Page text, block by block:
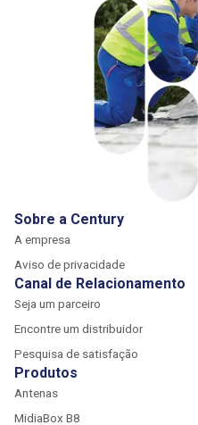
Sobre a Century
A empresa
Aviso de privacidade
Canal de Relacionamento
Seja um parceiro
Encontre um distribuidor
Pesquisa de satisfação
Produtos
Antenas
MidiaBox B8